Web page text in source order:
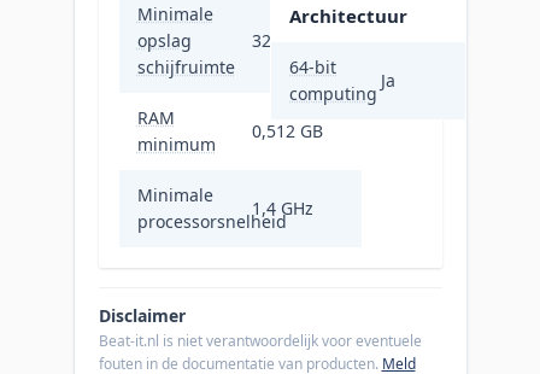
Minimale
opslag
schijfruimte
32 GB
RAM
minimum
0,512 GB
Minimale
processorsnelheid
1,4 GHz
Architectuur
64-bit
computing
Ja
Disclaimer
Beat-it.nl is niet verantwoordelijk voor eventuele
fouten in de documentatie van producten. Meld